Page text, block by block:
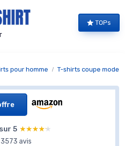
TOPs
pour homme T-shirts coupe
5 ★★★★★
★★★★★
3573 avis